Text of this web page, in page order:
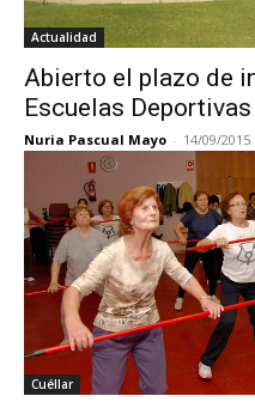
Actualidad
Abierto el plazo de
Escuelas Deportivas
Nuria Pascual Mayo - 14/09/2015
Cuéllar